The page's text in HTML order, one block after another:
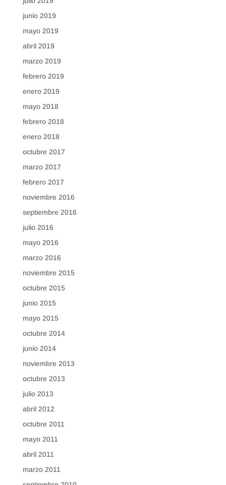
junio 2019
mayo 2019
abril 2019
marzo 2019
febrero 2019
enero 2019
mayo 2018
febrero 2018
enero 2018
octubre 2017
marzo 2017
febrero 2017
noviembre 2016
septiembre 2016
julio 2016
mayo 2016
marzo 2016
noviembre 2015
octubre 2015
junio 2015
mayo 2015
octubre 2014
junio 2014
noviembre 2013
octubre 2013
julio 2013
abril 2012
octubre 2011
mayo 2011
abril 2011
marzo 2011